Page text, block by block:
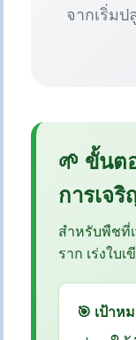
จากเริ่มป
🌱 ขั้นต
การเจ
สำหรับพืชที่
ราก เร่งใบเ
🎯 เป้า